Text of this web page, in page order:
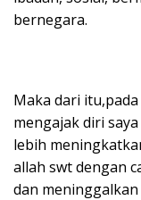
bernegara.
Maka dari
mengajak diri
lebih
allah swt dengan
dan